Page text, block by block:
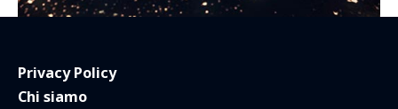
Privacy Policy
Chi siamo